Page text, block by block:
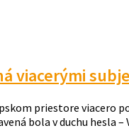
viacerými
priestore viacero
bola v duchu hesla –